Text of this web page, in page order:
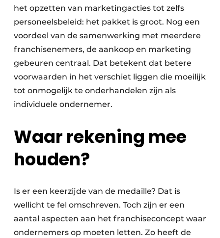
het opzetten van marketingacties tot zelfs
personeelsbeleid: het pakket is groot. Nog een
voordeel van de samenwerking met meerdere
franchisenemers, de aankoop en marketing
gebeuren centraal. Dat betekent dat betere
voorwaarden in het verschiet liggen die moeilijk
tot onmogelijk te onderhandelen zijn als
individuele ondernemer.
Waar rekening mee
houden?
Is er een keerzijde van de medaille? Dat is
wellicht te fel omschreven. Toch zijn er een
aantal aspecten aan het franchiseconcept waar
ondernemers op moeten letten. Zo heeft de